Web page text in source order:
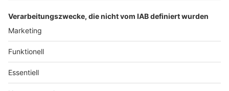
erforderlich.
Anzeige